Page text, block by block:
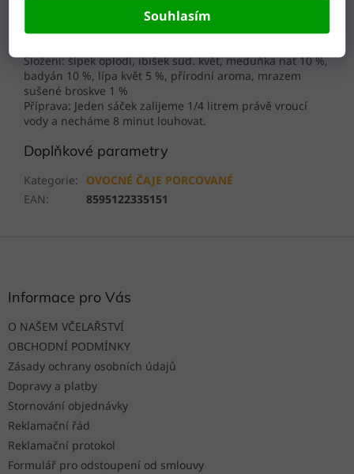
Souhlasím
Šťavnatá broskev s kořenitým badyánem a voňavými
bylinkami meduňkou a lípou.
Složení: šípek oplodí, ibišek súd. květ, meduňka nať 10 %,
badyán 10 %, lípa květ 5 %, přírodní aroma, mrazem
sušené broskve 1 %
Příprava: Jeden sáček zalijeme 1/4 litrem právě vroucí
vody a necháme 8 minut louhovat.
Doplňkové parametry
Kategorie:
OVOCNÉ ČAJE PORCOVANÉ
EAN: 8595122335151
Informace pro Vás
O NAŠEM VČELAŘSTVÍ
OBCHODNÍ PODMÍNKY
Zásady ochrany osobních údajů
Dopravy a platby
Stornování objednávky
Reklamační řád
Reklamační protokol
Formulář pro odstoupení od smlouvy